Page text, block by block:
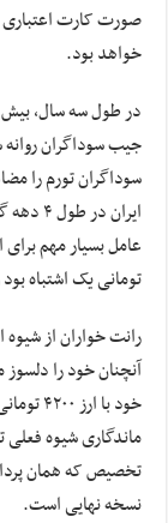
صورت کارت اعتباری
خواهد بود.
جیب سوداگران
سوداگران تورم را
تومانی یک اشتباه
رانت خواران از
آنچنان خود را
خود با
ماندگاری شیوه
تخصیص که همان
نسخه نهایی است.